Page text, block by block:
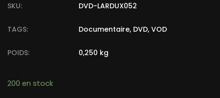
SKU: DVD-LARDUX052
TAGS: Documentaire, DVD, VOD
POIDS: 0,250 kg
200 en stock